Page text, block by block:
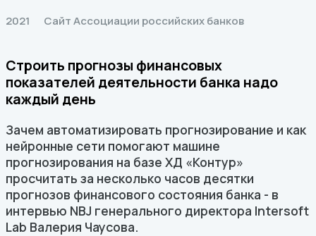
2021 Сайт Ассоциации российских банков
Строить прогнозы финансовых
показателей деятельности банка надо
каждый день
Зачем автоматизировать прогнозирование и как
нейронные сети помогают машине
прогнозирования на базе ХД «Контур»
просчитать за несколько часов десятки
прогнозов финансового состояния банка - в
интервью NBJ генерального директора Intersoft
Lab Валерия Чаусова.